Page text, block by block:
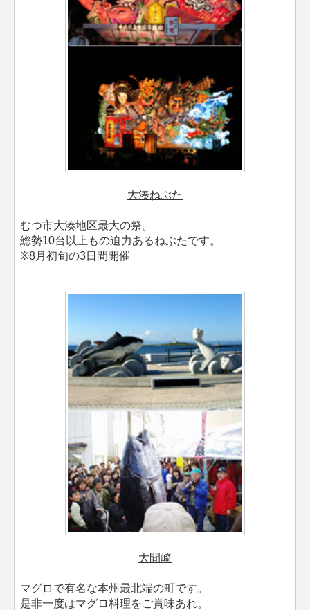
大湊ねぶた
むつ市大湊地区最大の祭。
総勢10台以上もの迫力あるねぶたです。
※8月初旬の3日間開催
大間崎
マグロで有名な本州最北端の町です。
是非一度はマグロ料理をご賞味あれ。